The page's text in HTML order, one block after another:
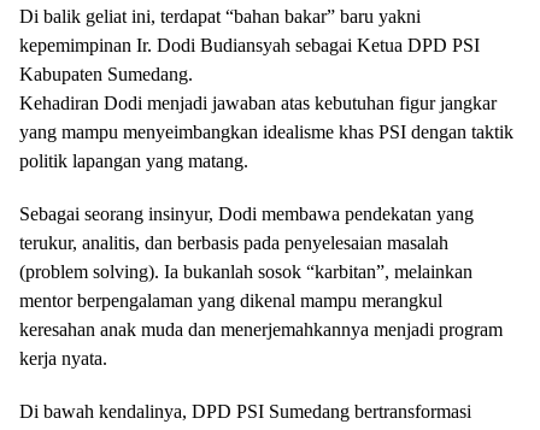
Di balik geliat ini, terdapat “bahan bakar” baru yakni
kepemimpinan Ir. Dodi Budiansyah sebagai Ketua DPD PSI
Kabupaten Sumedang.
​Kehadiran Dodi menjadi jawaban atas kebutuhan figur jangkar
yang mampu menyeimbangkan idealisme khas PSI dengan taktik
politik lapangan yang matang.
Sebagai seorang insinyur, Dodi membawa pendekatan yang
terukur, analitis, dan berbasis pada penyelesaian masalah
(problem solving). Ia bukanlah sosok “karbitan”, melainkan
mentor berpengalaman yang dikenal mampu merangkul
keresahan anak muda dan menerjemahkannya menjadi program
kerja nyata.
​Di bawah kendalinya, DPD PSI Sumedang bertransformasi